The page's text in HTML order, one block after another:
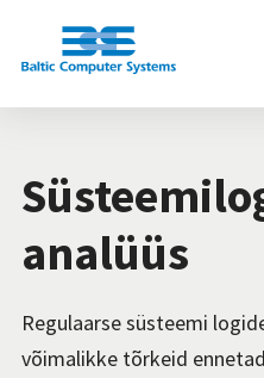
analüüs
Regulaarse süsteemi
võimalikke tõrkeid